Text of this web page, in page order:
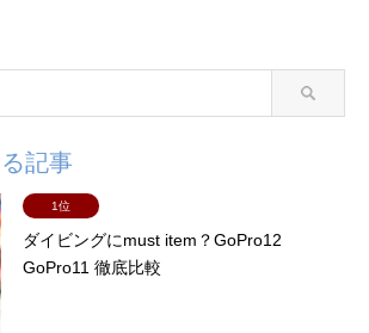
記事
1位
ダイビングにmust item？GoPro12
GoPro11 徹底比較